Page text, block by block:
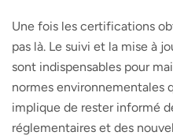
Une fois les certifications
pas là. Le suivi et la mise à
sont indispensables pour
normes environnementales
implique de rester informé
réglementaires et des